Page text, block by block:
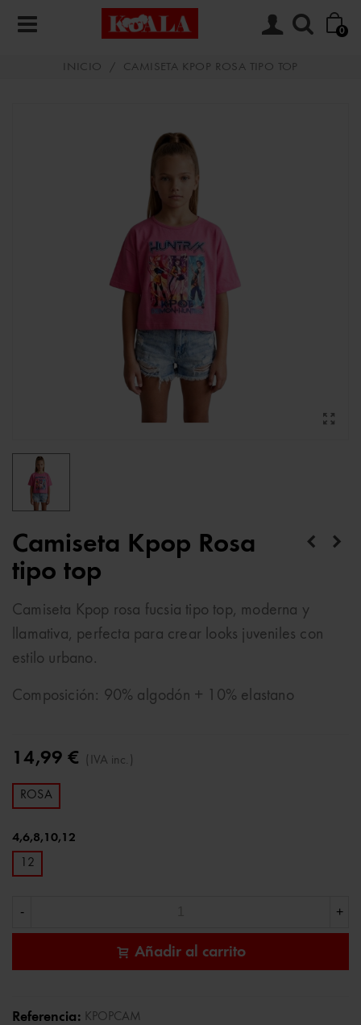
0
INICIO / CAMISETA KPOP ROSA TIPO TOP
Camiseta Kpop Rosa
tipo top
Camiseta Kpop rosa fucsia tipo top, moderna y
llamativa, perfecta para crear looks juveniles con
estilo urbano.
Composición: 90% algodón + 10% elastano
14,99 € (IVA inc.)
ROSA
4,6,8,10,12
12
- +
Añadir al carrito
Referencia: KPOPCAM